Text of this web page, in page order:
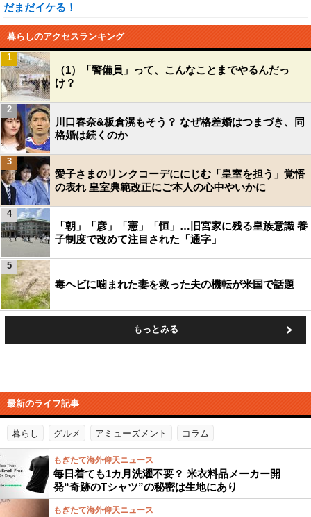
だまだイケる！
暮らしのアクセスランキング
（1）「警備員」って、こんなことまでやるんだっ
け？
1
川口春奈&板倉滉もそう？ なぜ格差婚はつまづき、同
格婚は続くのか
2
愛子さまのリンクコーデににじむ「皇室を担う」覚悟
の表れ 皇室典範改正にご本人の心中やいかに
3
「朝」「彦」「憲」「恒」…旧宮家に残る皇族意識 養
子制度で改めて注目された「通字」
4
毒ヘビに噛まれた妻を救った夫の機転が米国で話題
5
もっとみる
最新のライフ記事
暮らし グルメ アミューズメント コラム
もぎたて海外仰天ニュース
毎日着ても1カ月洗濯不要？ 米衣料品メーカー開
発“奇跡のTシャツ”の秘密は生地にあり
もぎたて海外仰天ニュース